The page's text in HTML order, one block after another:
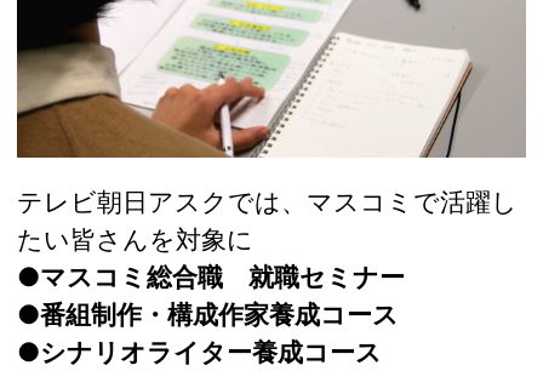
テレビ朝日アスクでは、マスコミで活躍し
たい皆さんを対象に
●マスコミ総合職 就職セミナー
●番組制作・構成作家養成コース
●シナリオライター養成コース